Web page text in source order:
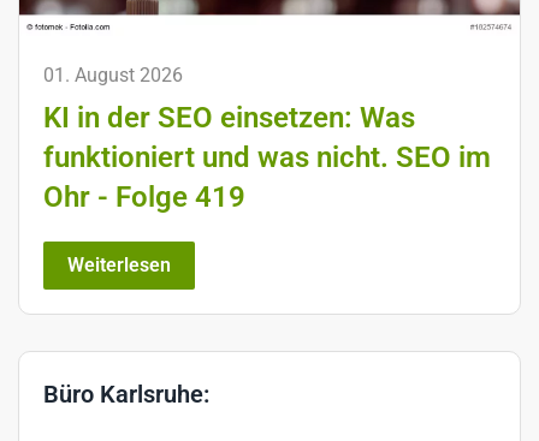
01. August 2026
KI in der SEO einsetzen: Was
funktioniert und was nicht. SEO im
Ohr - Folge 419
Weiterlesen
Büro Karlsruhe: